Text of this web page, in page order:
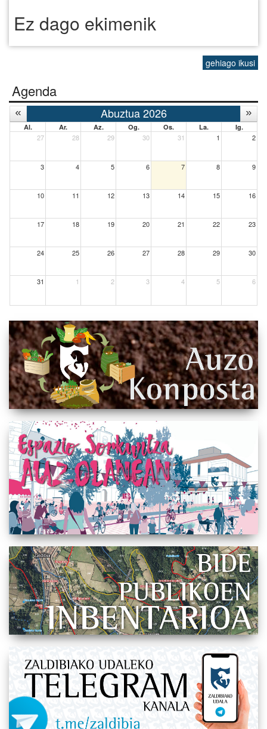
Ez dago ekimenik
gehiago ikusi
Agenda
Abuztua 2026
Al. Ar. Az. Og. Os. La. Ig.
27 28 29 30 31 1 2
3 4 5 6 7 8 9
10 11 12 13 14 15 16
17 18 19 20 21 22 23
24 25 26 27 28 29 30
31 1 2 3 4 5 6